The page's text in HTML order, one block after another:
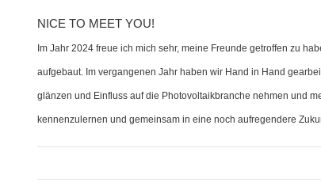
NICE TO MEET YOU!
Im Jahr 2024 freue ich mich sehr, meine Freunde getroffen zu
aufgebaut. Im vergangenen Jahr haben wir Hand in Hand
glänzen und Einfluss auf die Photovoltaikbranche nehmen und
kennenzulernen und gemeinsam in eine noch aufregendere